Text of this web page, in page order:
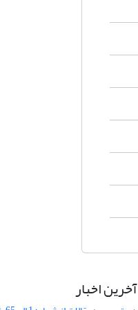
آخرین اخبار